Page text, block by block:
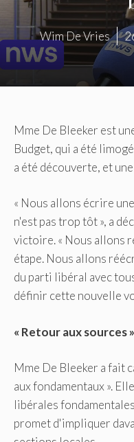
Wim De Vries
Mme De Bleeker est
Budget, qui a été
a été découverte, et
« Nous allons écrire
n'est pas trop tôt », a
victoire. « Nous allons
étape. Nous allons
du parti libéral avec
définir cette nouvelle
« Retour aux sources »
Mme De Bleeker a fait
aux fondamentaux ».
libérales
promet d'impliquer